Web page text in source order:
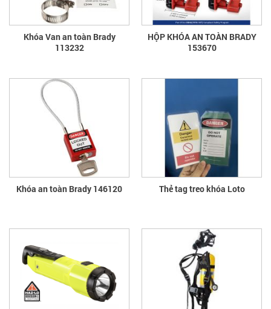
Khóa Van an toàn Brady
113232
HỘP KHÓA AN TOÀN BRADY
153670
Khóa an toàn Brady 146120 Thẻ tag treo khóa Loto